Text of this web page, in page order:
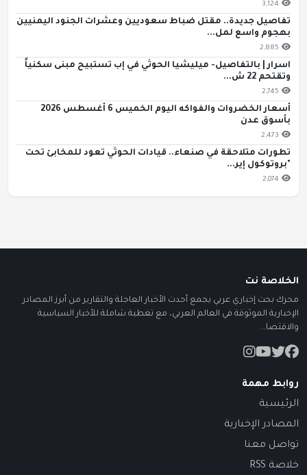
3,124
تفاصيل جديدة.. مقتل ضباط سعوديين وعشرات الجنود اليمنيين
بهجوم واسع لمل...
2,885
اسرار | بالتفاصيل- ميليشيا الحوثي في إب تستبيح مبنى سكنياً
وتقتحم 22 ش...
2,745
أسعار الخضروات والفواكه اليوم الخميس 6 أغسطس 2026
بأسوق عدن
2,473
تطورات متلاحقة في صنعاء.. قيادات الحوثي تعود للمخابئ تحت
"بروتوكول إير...
2,074
الخلاصة نت
محرك بحث إخباري عربي يجمع أحدث الأخبار العاجلة والتقارير من أبرز المصادر
الإخبارية الموثوقة في العالم العربي، مع تغطية شاملة للأخبار السياسية
والاقتصا...
روابط مهمة
الرئيسية
المصادر الإخبارية
تواصل معنا
خلاصة RSS